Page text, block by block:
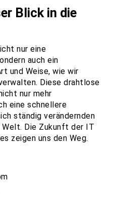
Blick in die
nur eine
auch ein
und Weise, wie wir
Diese drahtlose
nur mehr
eine schnellere
ständig verändernden
Die Zukunft der IT
zeigen uns den Weg.